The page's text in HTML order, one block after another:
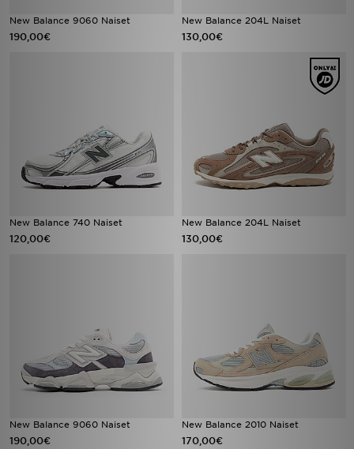
New Balance 9060 Naiset
190,00€
New Balance 204L Naiset
130,00€
New Balance 740 Naiset
120,00€
New Balance 204L Naiset
130,00€
New Balance 9060 Naiset
190,00€
New Balance 2010 Naiset
170,00€